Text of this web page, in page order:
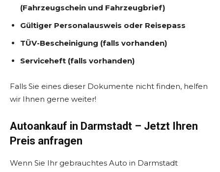
(Fahrzeugschein und Fahrzeugbrief)
Gültiger Personalausweis oder Reisepass
TÜV-Bescheinigung (falls vorhanden)
Serviceheft (falls vorhanden)
Falls Sie eines dieser Dokumente nicht finden, helfen
wir Ihnen gerne weiter!
Autoankauf in Darmstadt – Jetzt Ihren
Preis anfragen
Wenn Sie Ihr gebrauchtes Auto in Darmstadt